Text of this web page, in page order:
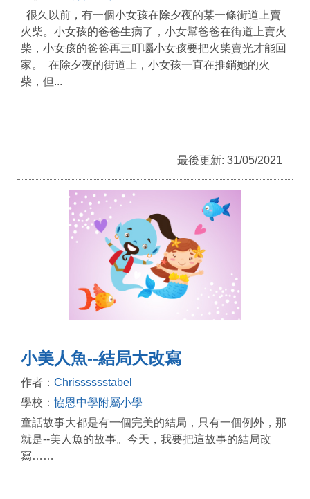
很久以前，有一個小女孩在除夕夜的某一條街道上賣
火柴。小女孩的爸爸生病了，小女幫爸爸在街道上賣火
柴，小女孩的爸爸再三叮囑小女孩要把火柴賣光才能回
家。 在除夕夜的街道上，小女孩一直在推銷她的火
柴，但...
最後更新: 31/05/2021
小美人魚--結局大改寫
作者： Chrisssssstabel
學校： 協恩中學附屬小學
童話故事大都是有一個完美的結局，只有一個例外，那
就是--美人魚的故事。今天，我要把這故事的結局改
寫……